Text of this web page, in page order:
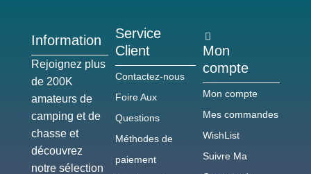
Information
Rejoignez plus
de 200K
amateurs de
camping et de
chasse et
découvrez
notre sélection
Service
Client
Contactez-nous
Foire Aux
Questions
Méthodes de
paiement
Mon
compte
Mon compte
Mes commandes
WishList
Suivre Ma